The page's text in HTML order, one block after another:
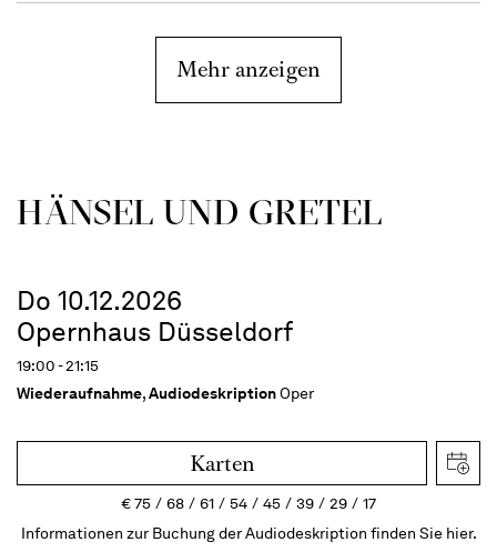
Mehr anzeigen
HÄNSEL UND GRETEL
Do 10.12.2026
Opernhaus Düsseldorf
19:00 - 21:15
Wiederaufnahme,AudiodeskriptionOper
Karten
€75 68 61 54 45 39 29
17
Informationen zur Buchung der Audiodeskription finden Sie hier.